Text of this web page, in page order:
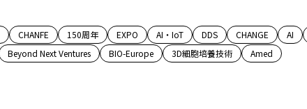
CHANFE 150周年 EXPO AI・IoT DDS CHANGE AI
Beyond Next Ventures BIO-Europe 3D細胞培養技術 Amed